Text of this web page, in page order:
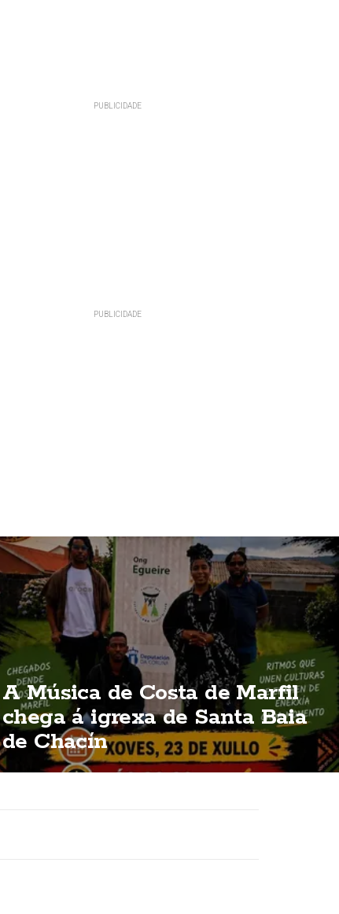
A Música de Costa de Marfil
chega á igrexa de Santa Baia
de Chacín